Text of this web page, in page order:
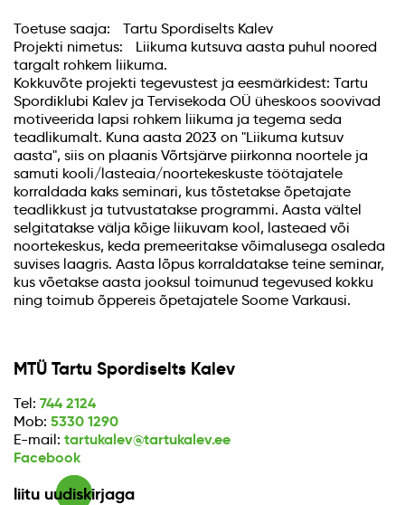
Toetuse saaja: Tartu Spordiselts Kalev
Projekti nimetus: Liikuma kutsuva aasta puhul noored
targalt rohkem liikuma.
Kokkuvõte projekti tegevustest ja eesmärkidest: Tartu
Spordiklubi Kalev ja Tervisekoda OÜ üheskoos soovivad
motiveerida lapsi rohkem liikuma ja tegema seda
teadlikumalt. Kuna aasta 2023 on "Liikuma kutsuv
aasta", siis on plaanis Võrtsjärve piirkonna noortele ja
samuti kooli/lasteaia/noortekeskuste töötajatele
korraldada kaks seminari, kus tõstetakse õpetajate
teadlikkust ja tutvustatakse programmi. Aasta vältel
selgitatakse välja kõige liikuvam kool, lasteaed või
noortekeskus, keda premeeritakse võimalusega osaleda
suvises laagris. Aasta lõpus korraldatakse teine seminar,
kus võetakse aasta jooksul toimunud tegevused kokku
ning toimub õppereis õpetajatele Soome Varkausi.
MTÜ Tartu Spordiselts Kalev
Tel: 744 2124
Mob: 5330 1290
E-mail: tartukalev@tartukalev.ee
Facebook
liitu uudiskirjaga